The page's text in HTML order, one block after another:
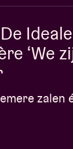
opnieuw
nieuwe
de groenten
o.a. social
Ideale
‘We
zalen